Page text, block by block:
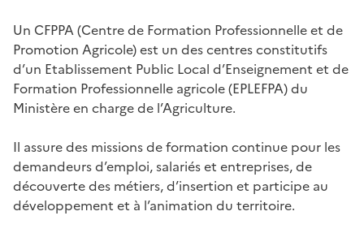
Un CFPPA (Centre de Formation Professionnelle et de
Promotion Agricole) est un des centres constitutifs
d’un Etablissement Public Local d’Enseignement et de
Formation Professionnelle agricole (EPLEFPA) du
Ministère en charge de l’Agriculture.
Il assure des missions de formation continue pour les
demandeurs d’emploi, salariés et entreprises, de
découverte des métiers, d’insertion et participe au
développement et à l’animation du territoire.